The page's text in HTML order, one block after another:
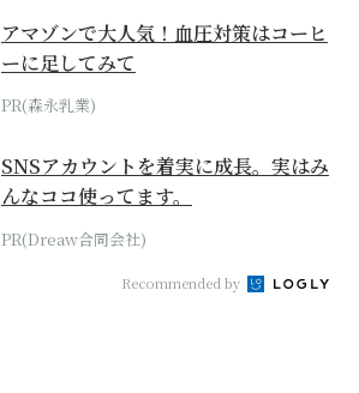
アマゾンで大人気！血圧対策はコーヒ
ーに足してみて
PR(森永乳業)
SNSアカウントを着実に成長。実はみ
んなココ使ってます。
PR(Dreaw合同会社)
Recommended by